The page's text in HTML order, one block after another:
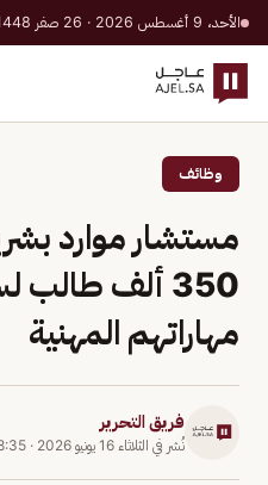
الأحد، 9 أغسطس 2026 · 26 صفر 1448 هـ
وظائف
مستشار موارد
350 ألف
مهاراتهم المهنية
فريق التحرير
نُشر في الثلاثاء 16 يونيو 2026 ·
8:35